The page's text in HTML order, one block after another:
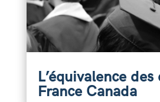
L’équivalence
France Canada